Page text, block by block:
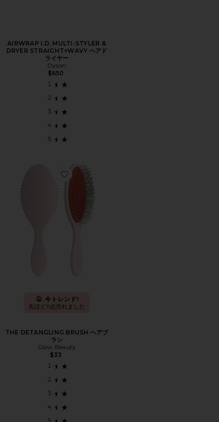
AIRWRAP I.D. MULTI-STYLER &
DRYER STRAIGHT+WAVY ヘアド
ライヤー
Dyson
$650
Favorite THE DETANGLING BRUSH ヘアブラシ
今トレンド!
先ほど11点売れました
THE DETANGLING BRUSH ヘアブ
ラシ
Glow Beauty
$33